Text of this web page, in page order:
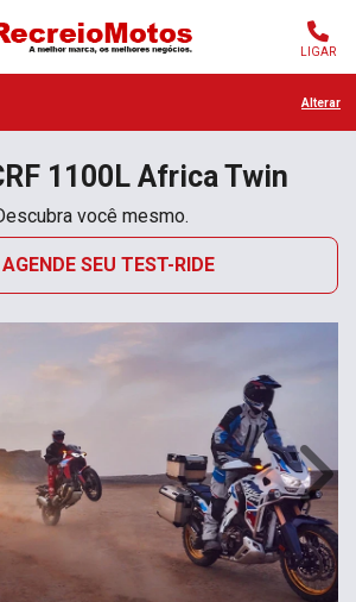
LIGAR
Alterar
1100L Africa Twin
você mesmo.
AGENDE SEU TEST-RIDE